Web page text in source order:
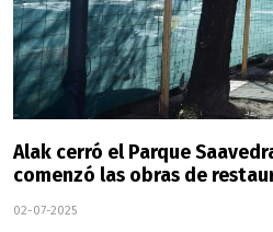
Alak cerró el Parque
comenzó las obras de
02-07-2025